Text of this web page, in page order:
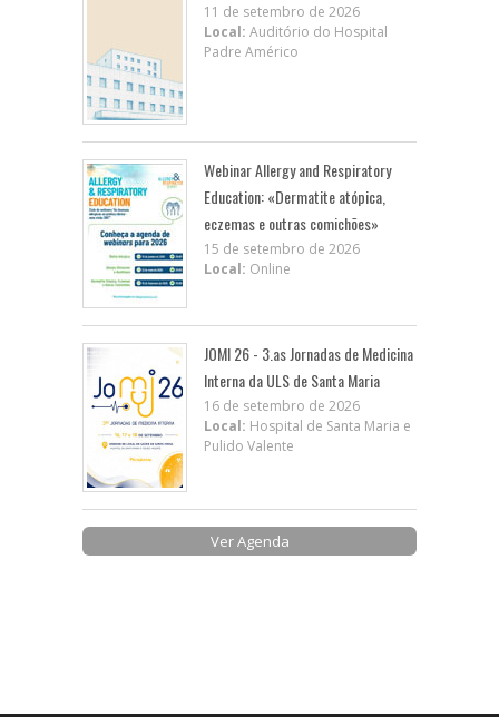
11 de setembro de 2026
Local: Auditório do Hospital
Padre Américo
Webinar Allergy and Respiratory
Education: «Dermatite atópica,
eczemas e outras comichões»
15 de setembro de 2026
Local: Online
JOMI 26 - 3.as Jornadas de Medicina
Interna da ULS de Santa Maria
16 de setembro de 2026
Local: Hospital de Santa Maria e
Pulido Valente
Ver Agenda